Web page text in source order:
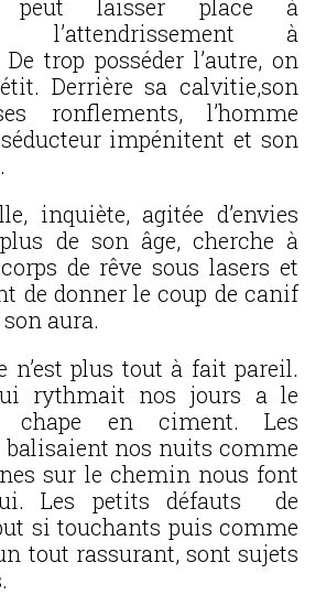
peut laisser place à
l’attendrissement à
De trop posséder l’autre, on
Derrière sa calvitie,son
ronflements, l’homme
impénitent et son
inquiète, agitée d’envies
de son âge, cherche à
de rêve sous lasers et
de donner le coup de canif
aura.
n’est plus tout à fait pareil.
rythmait nos jours a le
chape en ciment. Les
balisaient nos nuits comme
sur le chemin nous font
Les petits défauts de
si touchants puis comme
tout rassurant, sont sujets